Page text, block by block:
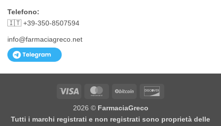
Telefono:
🇮🇹 +39-350-8507594
info@farmaciagreco.net
Visa MasterCardBitCoin
2026 © FarmaciaGreco
Tutti i marchi registrati e non registrati sono proprietà delle